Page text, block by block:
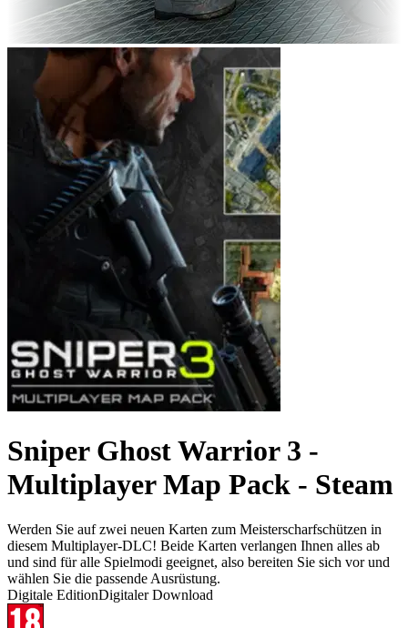
Sniper Ghost Warrior 3 -
Multiplayer Map Pack - Steam
Werden Sie auf zwei neuen Karten zum Meisterscharfschützen in
diesem Multiplayer-DLC! Beide Karten verlangen Ihnen alles ab
und sind für alle Spielmodi geeignet, also bereiten Sie sich vor und
wählen Sie die passende Ausrüstung.
Digitale EditionDigitaler Download